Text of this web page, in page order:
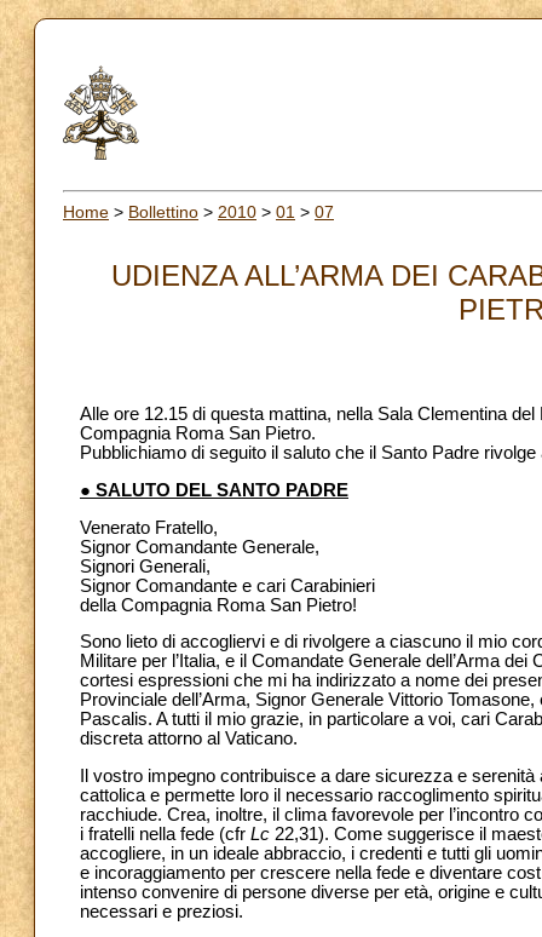
Home > Bollettino > 2010 > 01 > 07
UDIENZA ALL’ARMA DEI
Alle ore 12.15 di questa mattina, nella Sala Clementina
Compagnia Roma San Pietro.
Pubblichiamo di seguito il saluto che il Santo Padre
● SALUTO DEL SANTO PADRE
Venerato Fratello,
Signor Comandante Generale,
Signori Generali,
Signor Comandante e cari Carabinieri
della Compagnia Roma San Pietro!
Sono lieto di accogliervi e di rivolgere a ciascuno il mio
Militare per l’Italia, e il Comandate Generale dell’Arma
cortesi espressioni che mi ha indirizzato a nome dei
Provinciale dell’Arma, Signor Generale Vittorio
Pascalis. A tutti il mio grazie, in particolare a voi, cari
discreta attorno al Vaticano.
Il vostro impegno contribuisce a dare sicurezza e
cattolica e permette loro il necessario raccoglimento
racchiude. Crea, inoltre, il clima favorevole per l’incontro
i fratelli nella fede (cfr Lc 22,31). Come suggerisce il
accogliere, in un ideale abbraccio, i credenti e tutti gli
e incoraggiamento per crescere nella fede e diventare
intenso convenire di persone diverse per età, origine e
necessari e preziosi.